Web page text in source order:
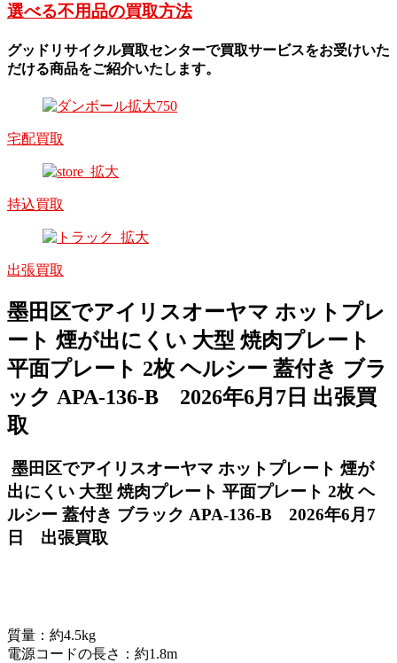
選べる不用品の買取方法
グッドリサイクル買取センターで買取サービスをお受けいた
だける商品をご紹介いたします。
宅配買取
持込買取
出張買取
墨田区でアイリスオーヤマ ホットプレ
ート 煙が出にくい 大型 焼肉プレート
平面プレート 2枚 ヘルシー 蓋付き ブラ
ック APA-136-B 2026年6月7日 出張買
取
墨田区でアイリスオーヤマ ホットプレート 煙が
出にくい 大型 焼肉プレート 平面プレート 2枚 ヘ
ルシー 蓋付き ブラック APA-136-B 2026年6月7
日 出張買取
質量：約4.5kg
電源コードの長さ：約1.8m